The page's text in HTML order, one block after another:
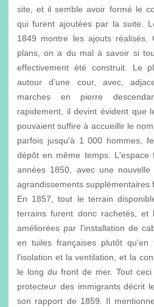
site, et il semble avoir formé le
qui furent ajoutées par la suite.
1849 montre les ajouts réalisés.
plans, on a du mal à savoir si
effectivement été construit. Le
autour d'une cour, avec,
marches en pierre
rapidement, il devint évident que
pouvaient suffire à accueillir le
parfois jusqu'à 1 000 hommes,
dépôt en même temps.
années 1850, avec une
agrandissements supplémentaires
En 1857, tout le terrain
terrains furent donc rachetés, et
améliorées par l'installation de
en tuiles françaises plutôt qu'en
l'isolation et la ventilation, et la
le long du front de mer. Tout
protecteur des immigrants décrit
son rapport de 1859. Il